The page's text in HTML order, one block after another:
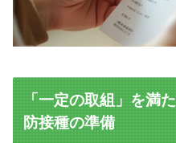
「一定の取組」を満
防接種の準備